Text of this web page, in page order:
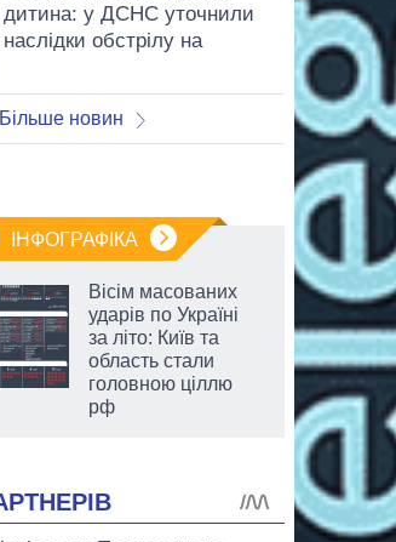
дитина: у ДСНС уточнили
наслідки обстрілу на
Більше новин
ІНФОГРАФІКА
Вісім масованих
ударів по Україні
за літо: Київ та
область стали
головною ціллю
рф